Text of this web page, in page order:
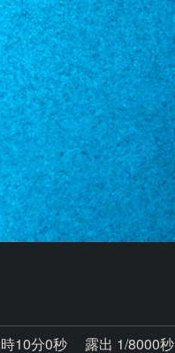
10分0秒
露出 1/8000秒